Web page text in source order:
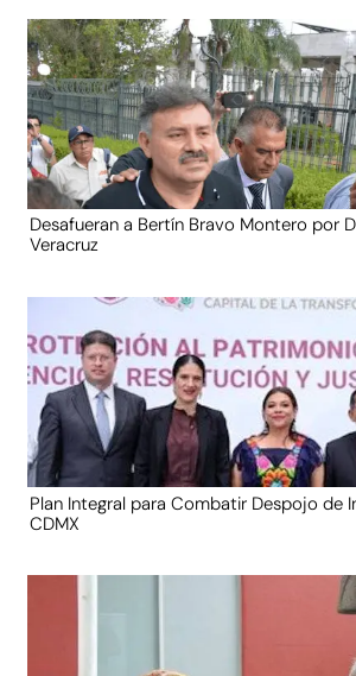
Desafueran a Bertín Bravo Montero por
Veracruz
Plan Integral para Combatir Despojo de
CDMX